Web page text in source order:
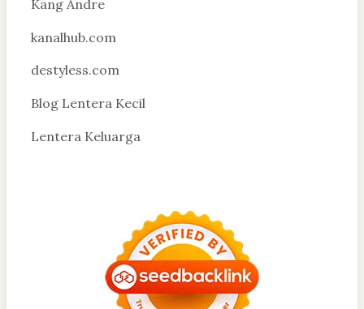
Kang Andre
kanalhub.com
destyless.com
Blog Lentera Kecil
Lentera Keluarga